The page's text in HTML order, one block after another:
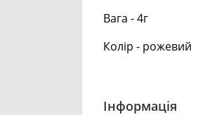
Вага - 4г
Колір - рожевий
Інформація